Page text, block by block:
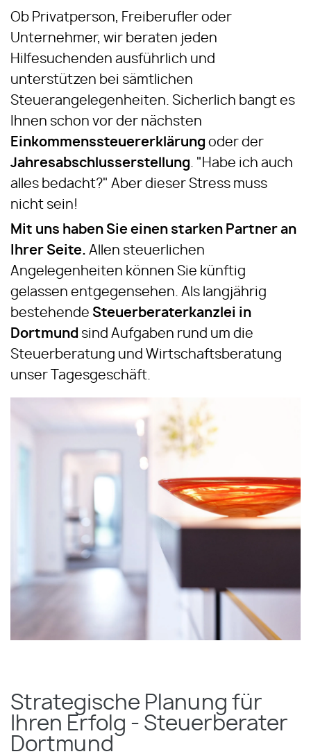
Ob Privatperson, Freiberufler oder
Unternehmer, wir beraten jeden
Hilfesuchenden ausführlich und
unterstützen bei sämtlichen
Steuerangelegenheiten. Sicherlich bangt es
Ihnen schon vor der nächsten
Einkommenssteuererklärung oder der
Jahresabschlusserstellung. "Habe ich auch
alles bedacht?" Aber dieser Stress muss
nicht sein!
Mit uns haben Sie einen starken Partner an
Ihrer Seite. Allen steuerlichen
Angelegenheiten können Sie künftig
gelassen entgegensehen. Als langjährig
bestehende Steuerberaterkanzlei in
Dortmund sind Aufgaben rund um die
Steuerberatung und Wirtschaftsberatung
unser Tagesgeschäft.
Strategische Planung für
Ihren Erfolg - Steuerberater
Dortmund